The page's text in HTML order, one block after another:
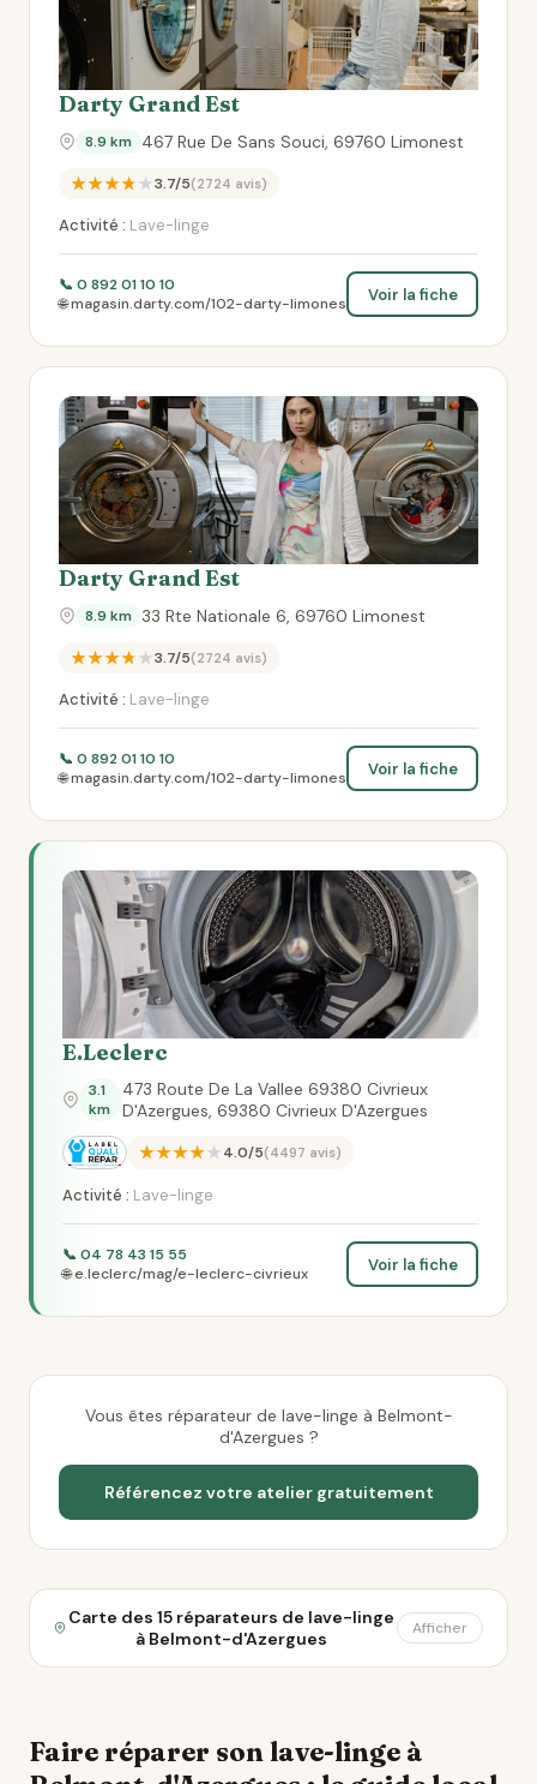
Darty Grand Est
8.9 km 467 Rue De Sans Souci, 69760 Limonest
★★★★★3.7/5(2724 avis)
Activité : Lave-linge
📞 0 892 01 10 10
🌐 magasin.darty.com/102-darty-limones
Voir la fiche
Darty Grand Est
8.9 km 33 Rte Nationale 6, 69760 Limonest
★★★★★3.7/5(2724 avis)
Activité : Lave-linge
📞 0 892 01 10 10
🌐 magasin.darty.com/102-darty-limones
Voir la fiche
E.Leclerc
3.1
km
473 Route De La Vallee 69380 Civrieux
D'Azergues, 69380 Civrieux D'Azergues
★★★★★4.0/5(4497 avis)
Activité : Lave-linge
📞 04 78 43 15 55
🌐 e.leclerc/mag/e-leclerc-civrieux
Voir la fiche
Vous êtes réparateur de lave-linge à Belmont-
d'Azergues ?
Référencez votre atelier gratuitement
Carte des 15 réparateurs de lave-linge
à Belmont-d'Azergues
Afficher
Faire réparer son lave-linge à